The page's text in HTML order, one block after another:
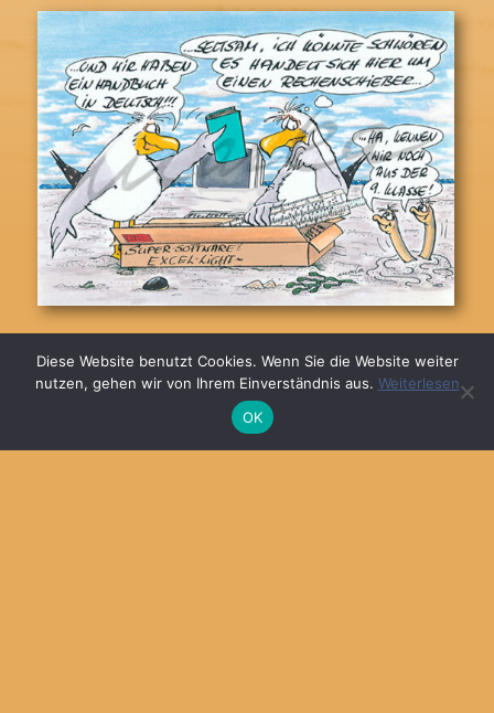
© 2026MARKA DESIGN
Diese Website benutzt Cookies. Wenn Sie die Website weiter
nutzen, gehen wir von Ihrem Einverständnis aus. Weiterlesen
OK